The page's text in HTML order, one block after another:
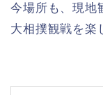
今場所も、現地
大相撲観戦を楽